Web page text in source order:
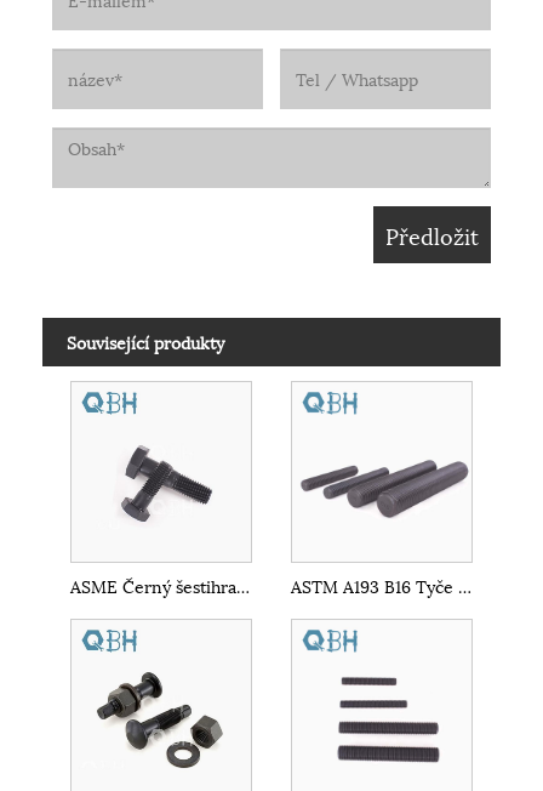
Související produkty
ASME Černý šestihranný šroub s polovičním závitem ASTM A193 B16 Tyče s plným závitem